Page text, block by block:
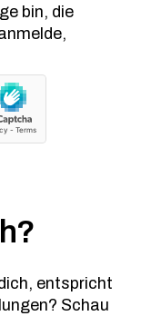
bin, die
entspricht
Schau